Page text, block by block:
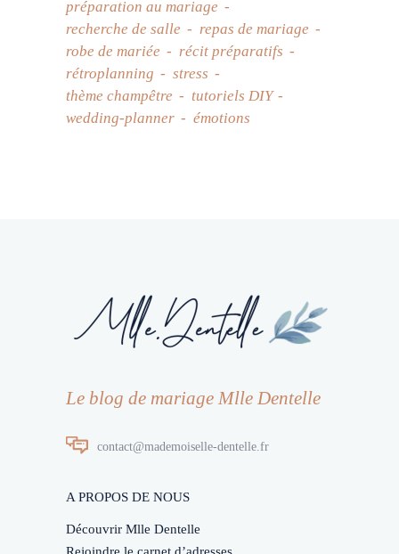
préparation au mariage
recherche de salle
repas de mariage
robe de mariée
récit préparatifs
rétroplanning
stress
thème champêtre
tutoriels DIY
wedding-planner
émotions
Le blog de mariage Mlle Dentelle
contact@mademoiselle-dentelle.fr
A PROPOS DE NOUS
Découvrir Mlle Dentelle